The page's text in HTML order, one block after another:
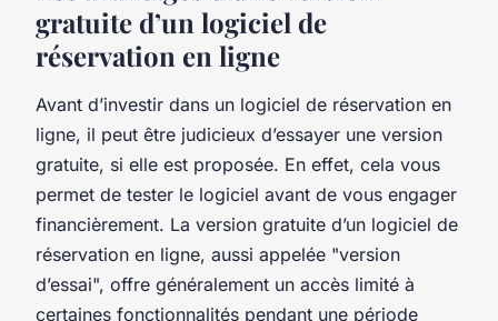
gratuite d’un logiciel de
réservation en ligne
Avant d’investir dans un logiciel de réservation en
ligne, il peut être judicieux d’essayer une version
gratuite, si elle est proposée. En effet, cela vous
permet de tester le logiciel avant de vous engager
financièrement. La version gratuite d’un logiciel de
réservation en ligne, aussi appelée "version
d’essai", offre généralement un accès limité à
certaines fonctionnalités pendant une période